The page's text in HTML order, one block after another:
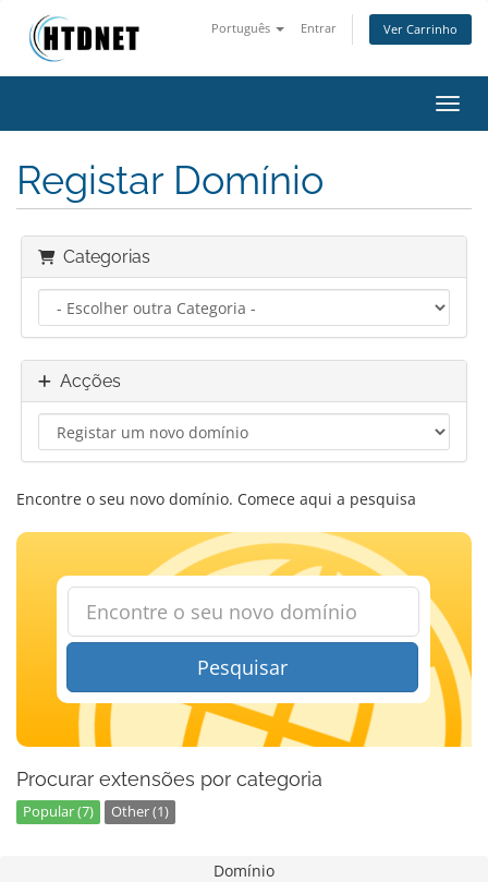
Português Entrar Ver Carrinho
Registar Domínio
Categorias
Acções
Encontre o seu novo domínio. Comece aqui a pesquisa
Pesquisar
Procurar extensões por categoria
Popular (7) Other (1)
Domínio